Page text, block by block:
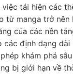
việc tái hiện các
từ manga trở nên
của các nền
các định dạng dài
khám phá
bị giới hạn về